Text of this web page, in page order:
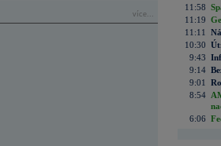
více...
11:58
11:19
11:11
10:30
9:43
9:14
9:01
8:54
6:06